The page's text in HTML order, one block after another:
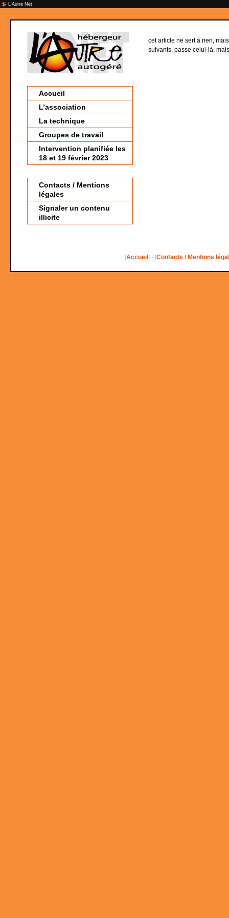
L'Autre Net
Accueil
L’association
La technique
Groupes de travail
Intervention planifiée les
18 et 19 février 2023
Contacts / Mentions
légales
Signaler un contenu
illicite
cet article ne sert à rien,
suivants, passe celui-là,
[Accueil ] - [Contacts / Mentions